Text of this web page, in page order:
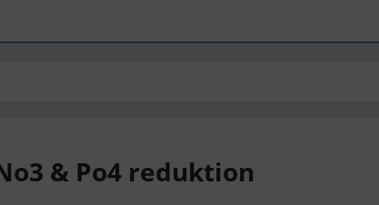
& Po4 reduktion